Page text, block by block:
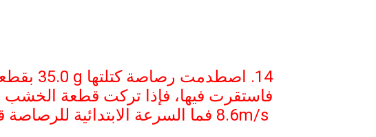
14. اصطدمت رصاصة كتلتها 35.0 g
فاستقرت فيها، فإذا تركت قطعة الخشب
8.6m/s فما السرعة الابتدائية للرصاصة